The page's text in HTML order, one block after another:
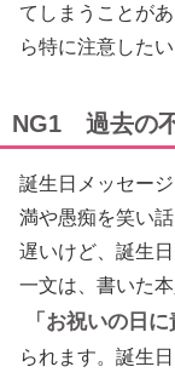
てしまうことが
ら特に注意した
NG1 過去の
誕生日メッセー
満や愚痴を笑い
遅いけど、誕生
一文は、書いた
「お祝いの日
られます。誕生